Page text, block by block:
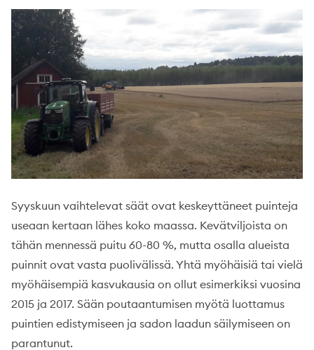
Syyskuun vaihtelevat säät ovat keskeyttäneet puinteja
useaan kertaan lähes koko maassa. Kevätviljoista on
tähän mennessä puitu 60-80 %, mutta osalla alueista
puinnit ovat vasta puolivälissä. Yhtä myöhäisiä tai vielä
myöhäisempiä kasvukausia on ollut esimerkiksi vuosina
2015 ja 2017. Sään poutaantumisen myötä luottamus
puintien edistymiseen ja sadon laadun säilymiseen on
parantunut.